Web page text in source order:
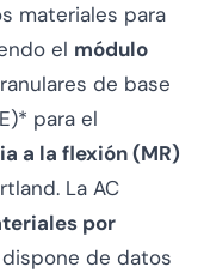
materiales para
el módulo
de base
)* para el
a la flexión (MR)
La AC
por
de datos